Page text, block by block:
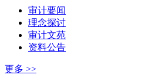
审计要闻
理念探讨
审计文苑
资料公告
更多 >>